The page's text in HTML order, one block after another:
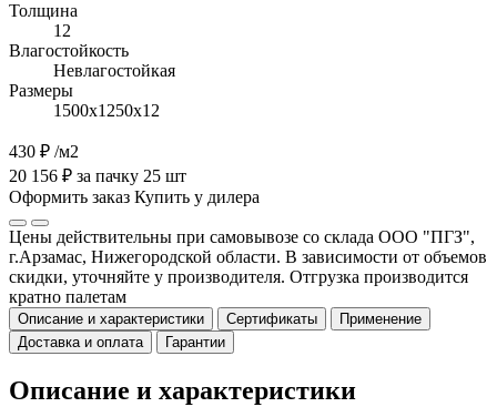
Толщина
12
Влагостойкость
Невлагостойкая
Размеры
1500х1250х12
430 ₽ /м2
20 156 ₽ за пачку 25 шт
Оформить заказ Купить у дилера
Цены действительны при самовывозе со склада ООО "ПГЗ",
г.Арзамас, Нижегородской области. В зависимости от объемов
скидки, уточняйте у производителя. Отгрузка производится
кратно палетам
Описание и характеристики Сертификаты
Применение
Доставка и оплата
Гарантии
Описание и характеристики